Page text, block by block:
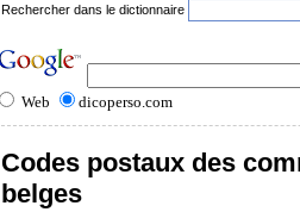
Rechercher dans le dictionnaire
Web dicoperso.com
Codes postaux des
belges